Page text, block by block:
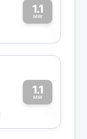
1.1
MW1
1.1
MW
1